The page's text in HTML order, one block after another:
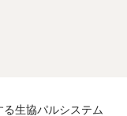
る生協パルシステム